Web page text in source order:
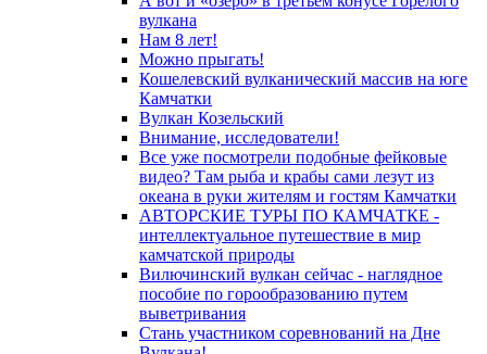
вулкана
Нам 8 лет!
Можно прыгать!
Кошелевский вулканический массив на юге
Камчатки
Вулкан Козельский
Внимание, исследователи!
Все уже посмотрели подобные фейковые
видео? Там рыба и крабы сами лезут из
океана в руки жителям и гостям Камчатки
АВТОРСКИЕ ТУРЫ ПО КАМЧАТКЕ -
интеллектуальное путешествие в мир
камчатской природы
Вилючинский вулкан сейчас - наглядное
пособие по горообразованию путем
выветривания
Стань участником соревнований на Дне